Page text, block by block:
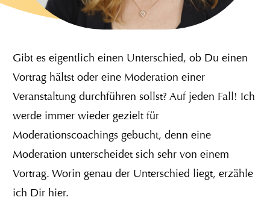
Gibt es eigentlich einen Unterschied, ob Du einen
Vortrag hältst oder eine Moderation einer
Veranstaltung durchführen sollst? Auf jeden Fall! Ich
werde immer wieder gezielt für
Moderationscoachings gebucht, denn eine
Moderation unterscheidet sich sehr von einem
Vortrag. Worin genau der Unterschied liegt, erzähle
ich Dir hier.